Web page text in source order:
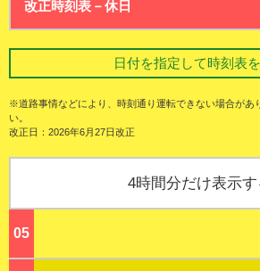
日付を指定して時刻表
※道路事情などにより、時刻通り運転できない場合があ
い。
改正日：2026年6月27日改正
4時間分だけ表示す
05